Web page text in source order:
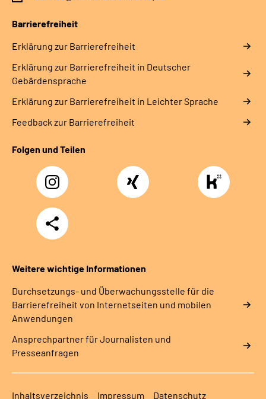
Barrierefreiheit
Erklärung zur Barrierefreiheit
Erklärung zur Barrierefreiheit in Deutscher
Gebärdensprache
Erklärung zur Barrierefreiheit in Leichter Sprache
Feedback zur Barrierefreiheit
Folgen und Teilen
Instagram Xing
https://
rentenversicherung-
nordbayern6
Teilen
Weitere wichtige Informationen
Durchsetzungs- und Überwachungsstelle für die
Barrierefreiheit von Internetseiten und mobilen
Anwendungen
Ansprechpartner für Journalisten und
Presseanfragen
Inhaltsverzeichnis Impressum Datenschutz